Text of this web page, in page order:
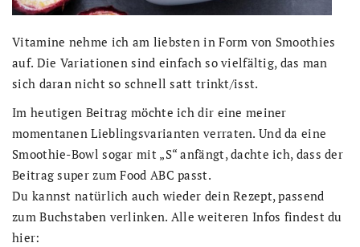
Vitamine nehme ich am liebsten in Form von Smoothies
auf. Die Variationen sind einfach so vielfältig, das man
sich daran nicht so schnell satt trinkt/isst.
Im heutigen Beitrag möchte ich dir eine meiner
momentanen Lieblingsvarianten verraten. Und da eine
Smoothie-Bowl sogar mit „S“ anfängt, dachte ich, dass der
Beitrag super zum Food ABC passt.
Du kannst natürlich auch wieder dein Rezept, passend
zum Buchstaben verlinken. Alle weiteren Infos findest du
hier: